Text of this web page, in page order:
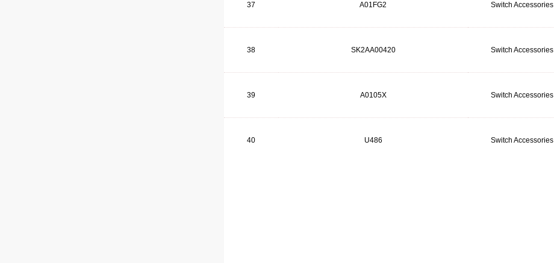
37 A01FG2 Switch Accessories
38 SK2AA00420 Switch Accessories
39 A0105X Switch Accessories
40 U486 Switch Accessories